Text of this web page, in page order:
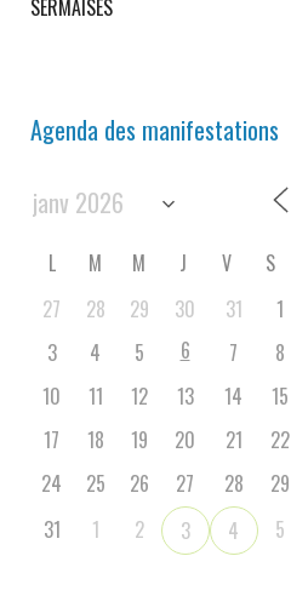
SERMAISES
Agenda des manifestations
L M M J V S
27
28 29 30 31 1
3
4 5 6 7 8
10
11 12 13 14 15
17
18 19 20 21 22
24
25 26 27 28 29
31
1 2 3 4 5